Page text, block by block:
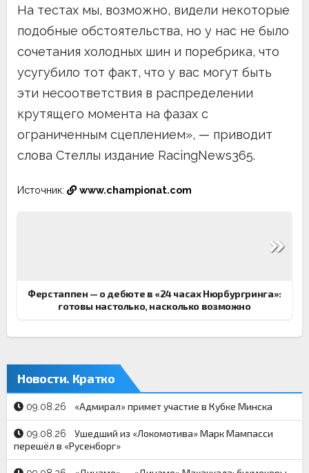
На тестах мы, возможно, видели некоторые
подобные обстоятельства, но у нас не было
сочетания холодных шин и поребрика, что
усугубило тот факт, что у вас могут быть
эти несоответствия в распределении
крутящего момента на фазах с
ограниченным сцеплением», — приводит
слова Стеллы издание RacingNews365.
Источник: www.championat.com
Ферстаппен — о дебюте в «24 часах Нюрбургринга»:
готовы настолько, насколько возможно
Новости. Кратко
09.08.26 «Адмирал» примет участие в Кубке Минска
09.08.26
Ушедший из «Локомотива» Марк Мампасси
перешёл в «Русенборг»